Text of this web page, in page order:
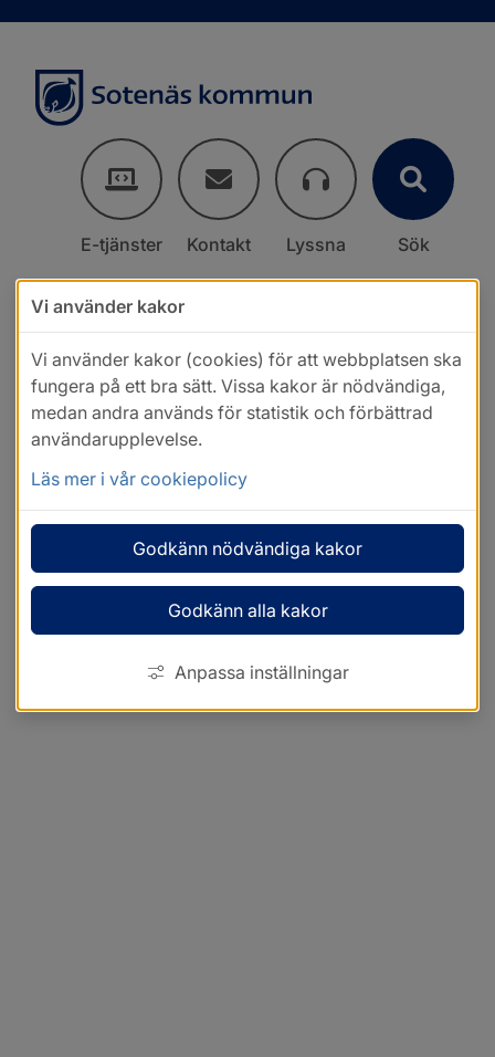
E-tjänster Kontakt Lyssna Sök
Vi använder kakor
Vi använder kakor (cookies) för att webbplatsen ska
fungera på ett bra sätt. Vissa kakor är nödvändiga,
medan andra används för statistik och förbättrad
användarupplevelse.
Läs mer i vår cookiepolicy
Godkänn nödvändiga kakor
Godkänn alla kakor
Anpassa inställningar